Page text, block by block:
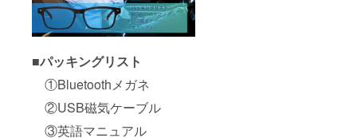
■パッキングリスト
①Bluetoothメガネ
②USB磁気ケーブル
③英語マニュアル